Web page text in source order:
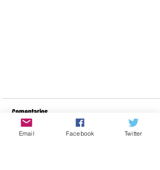
Comentarios
Email Facebook Twitter